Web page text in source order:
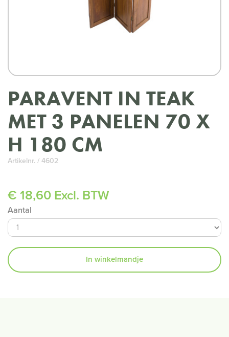
PARAVENT IN TEAK
MET 3 PANELEN 70 X
H 180 CM
Artikelnr. / 4602
€ 18,60 Excl. BTW
Aantal
In winkelmandje